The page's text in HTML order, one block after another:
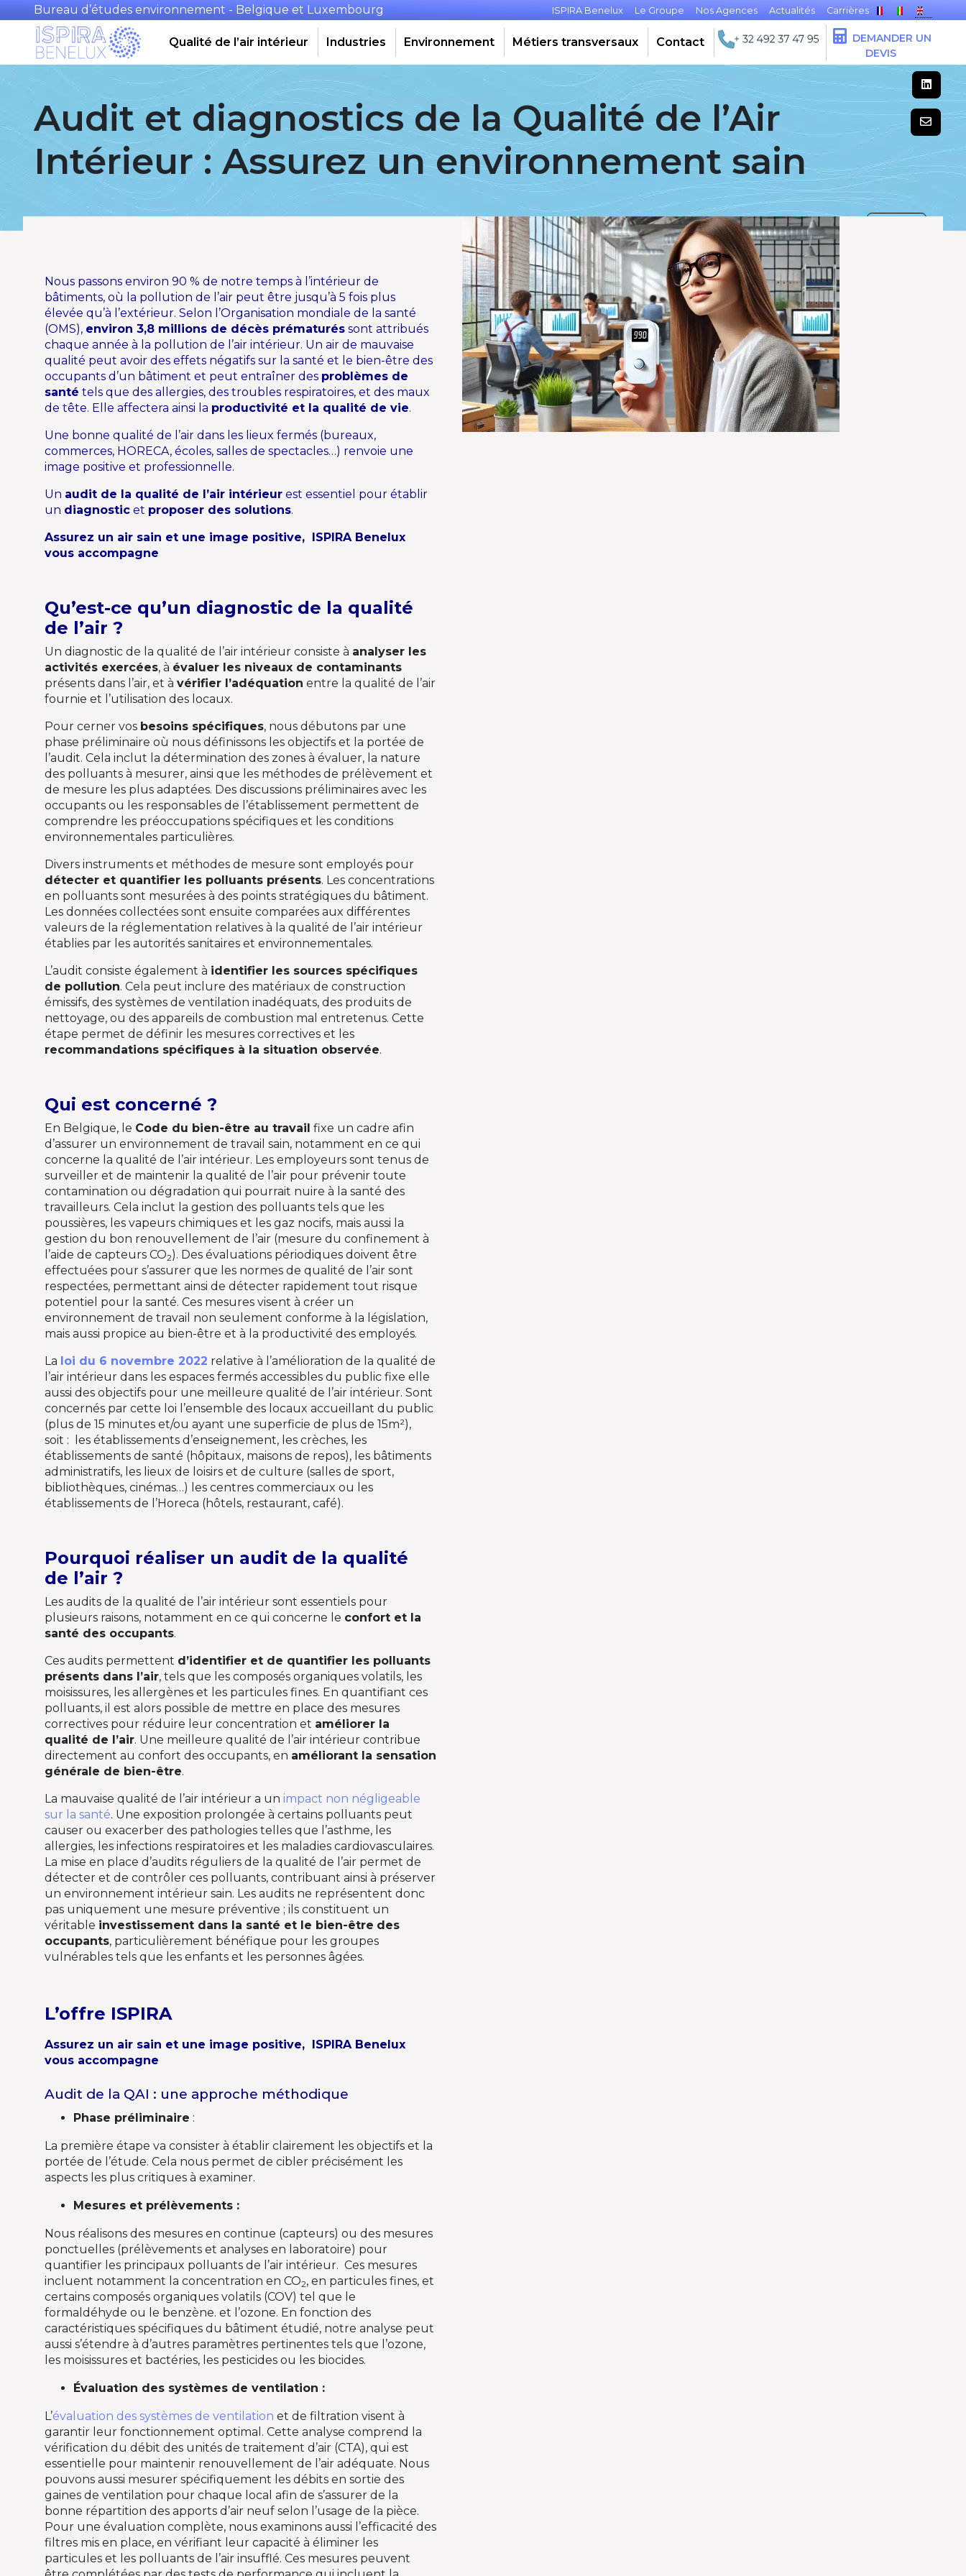
Bureau d’études environnement - Belgique et Luxembourg ISPIRA Benelux Le Groupe Nos Agences Actualités Carrières
Qualité de l’air intérieur Industries Environnement Métiers transversaux Contact
DEMANDER UN
DEVIS
Audit et diagnostics de la Qualité de l’Air
Intérieur : Assurez un environnement sain
Nous passons environ 90 % de notre temps à l’intérieur de
bâtiments, où la pollution de l’air peut être jusqu’à 5 fois plus
élevée qu’à l’extérieur. Selon l’Organisation mondiale de la santé
(OMS), environ 3,8 millions de décès prématurés sont attribués
chaque année à la pollution de l’air intérieur. Un air de mauvaise
qualité peut avoir des effets négatifs sur la santé et le bien-être des
occupants d’un bâtiment et peut entraîner des problèmes de
santé tels que des allergies, des troubles respiratoires, et des maux
de tête. Elle affectera ainsi la productivité et la qualité de vie.
Une bonne qualité de l’air dans les lieux fermés (bureaux,
commerces, HORECA, écoles, salles de spectacles…) renvoie une
image positive et professionnelle.
Un audit de la qualité de l’air intérieur est essentiel pour établir
un diagnostic et proposer des solutions.
Assurez un air sain et une image positive, ISPIRA Benelux
vous accompagne
Qu’est-ce qu’un diagnostic de la qualité
de l’air ?
Un diagnostic de la qualité de l’air intérieur consiste à analyser les
activités exercées, à évaluer les niveaux de contaminants
présents dans l’air, et à vérifier l’adéquation entre la qualité de l’air
fournie et l’utilisation des locaux.
Pour cerner vos besoins spécifiques, nous débutons par une
phase préliminaire où nous définissons les objectifs et la portée de
l’audit. Cela inclut la détermination des zones à évaluer, la nature
des polluants à mesurer, ainsi que les méthodes de prélèvement et
de mesure les plus adaptées. Des discussions préliminaires avec les
occupants ou les responsables de l’établissement permettent de
comprendre les préoccupations spécifiques et les conditions
environnementales particulières.
Divers instruments et méthodes de mesure sont employés pour
détecter et quantifier les polluants présents. Les concentrations
en polluants sont mesurées à des points stratégiques du bâtiment.
Les données collectées sont ensuite comparées aux différentes
valeurs de la réglementation relatives à la qualité de l’air intérieur
établies par les autorités sanitaires et environnementales.
L’audit consiste également à identifier les sources spécifiques
de pollution. Cela peut inclure des matériaux de construction
émissifs, des systèmes de ventilation inadéquats, des produits de
nettoyage, ou des appareils de combustion mal entretenus. Cette
étape permet de définir les mesures correctives et les
recommandations spécifiques à la situation observée.
Qui est concerné ?
En Belgique, le Code du bien-être au travail fixe un cadre afin
d’assurer un environnement de travail sain, notamment en ce qui
concerne la qualité de l’air intérieur. Les employeurs sont tenus de
surveiller et de maintenir la qualité de l’air pour prévenir toute
contamination ou dégradation qui pourrait nuire à la santé des
travailleurs. Cela inclut la gestion des polluants tels que les
poussières, les vapeurs chimiques et les gaz nocifs, mais aussi la
gestion du bon renouvellement de l’air (mesure du confinement à
l’aide de capteurs CO2). Des évaluations périodiques doivent être
effectuées pour s’assurer que les normes de qualité de l’air sont
respectées, permettant ainsi de détecter rapidement tout risque
potentiel pour la santé. Ces mesures visent à créer un
environnement de travail non seulement conforme à la législation,
mais aussi propice au bien-être et à la productivité des employés.
La loi du 6 novembre 2022 relative à l’amélioration de la qualité de
l’air intérieur dans les espaces fermés accessibles du public fixe elle
aussi des objectifs pour une meilleure qualité de l’air intérieur. Sont
concernés par cette loi l’ensemble des locaux accueillant du public
(plus de 15 minutes et/ou ayant une superficie de plus de 15m²),
soit : les établissements d’enseignement, les crèches, les
établissements de santé (hôpitaux, maisons de repos), les bâtiments
administratifs, les lieux de loisirs et de culture (salles de sport,
bibliothèques, cinémas…) les centres commerciaux ou les
établissements de l’Horeca (hôtels, restaurant, café).
Pourquoi réaliser un audit de la qualité
de l’air ?
Les audits de la qualité de l’air intérieur sont essentiels pour
plusieurs raisons, notamment en ce qui concerne le confort et la
santé des occupants.
Ces audits permettent d’identifier et de quantifier les polluants
présents dans l’air, tels que les composés organiques volatils, les
moisissures, les allergènes et les particules fines. En quantifiant ces
polluants, il est alors possible de mettre en place des mesures
correctives pour réduire leur concentration et améliorer la
qualité de l’air. Une meilleure qualité de l’air intérieur contribue
directement au confort des occupants, en améliorant la sensation
générale de bien-être.
La mauvaise qualité de l’air intérieur a un impact non négligeable
sur la santé. Une exposition prolongée à certains polluants peut
causer ou exacerber des pathologies telles que l’asthme, les
allergies, les infections respiratoires et les maladies cardiovasculaires.
La mise en place d’audits réguliers de la qualité de l’air permet de
détecter et de contrôler ces polluants, contribuant ainsi à préserver
un environnement intérieur sain. Les audits ne représentent donc
pas uniquement une mesure préventive ; ils constituent un
véritable investissement dans la santé et le bien-être des
occupants, particulièrement bénéfique pour les groupes
vulnérables tels que les enfants et les personnes âgées.
L’offre ISPIRA
Assurez un air sain et une image positive, ISPIRA Benelux
vous accompagne
Audit de la QAI : une approche méthodique
Phase préliminaire :
La première étape va consister à établir clairement les objectifs et la
portée de l’étude. Cela nous permet de cibler précisément les
aspects les plus critiques à examiner.
Mesures et prélèvements :
Nous réalisons des mesures en continue (capteurs) ou des mesures
ponctuelles (prélèvements et analyses en laboratoire) pour
quantifier les principaux polluants de l’air intérieur. Ces mesures
incluent notamment la concentration en CO2, en particules fines, et
certains composés organiques volatils (COV) tel que le
formaldéhyde ou le benzène. et l’ozone. En fonction des
caractéristiques spécifiques du bâtiment étudié, notre analyse peut
aussi s’étendre à d’autres paramètres pertinentes tels que l’ozone,
les moisissures et bactéries, les pesticides ou les biocides.
Évaluation des systèmes de ventilation :
L’évaluation des systèmes de ventilation et de filtration visent à
garantir leur fonctionnement optimal. Cette analyse comprend la
vérification du débit des unités de traitement d’air (CTA), qui est
essentielle pour maintenir renouvellement de l’air adéquate. Nous
pouvons aussi mesurer spécifiquement les débits en sortie des
gaines de ventilation pour chaque local afin de s’assurer de la
bonne répartition des apports d’air neuf selon l’usage de la pièce.
Pour une évaluation complète, nous examinons aussi l’efficacité des
filtres mis en place, en vérifiant leur capacité à éliminer les
particules et les polluants de l’air insufflé. Ces mesures peuvent